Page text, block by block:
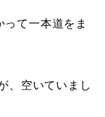
て一本道をま
、空いていまし